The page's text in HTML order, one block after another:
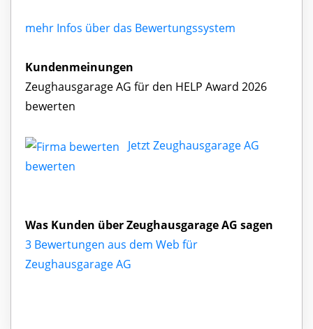
mehr Infos über das Bewertungssystem
Kundenmeinungen
Zeughausgarage AG für den HELP Award 2026
bewerten
Jetzt Zeughausgarage AG
bewerten
Was Kunden über Zeughausgarage AG sagen
3 Bewertungen aus dem Web für
Zeughausgarage AG